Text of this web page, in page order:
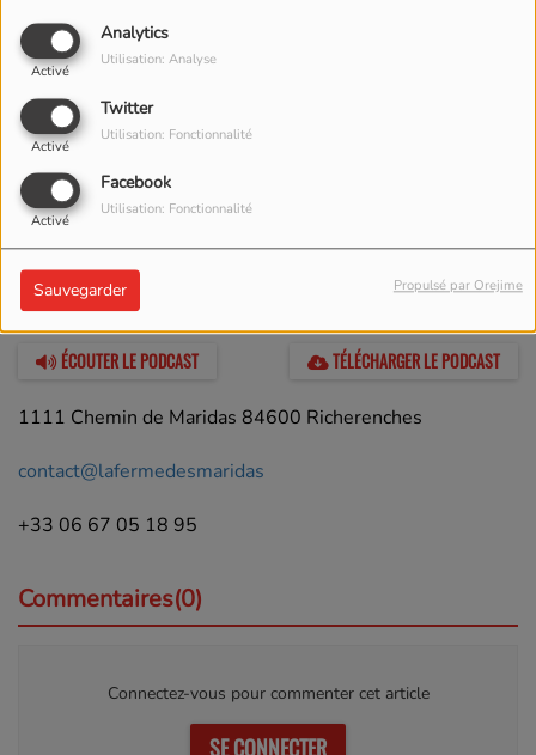
Analytics
Activé
Utilisation: Analyse
Twitter
Activé
Utilisation: Fonctionnalité
Facebook
Activé
Utilisation: Fonctionnalité
Sauvegarder Propulsé par Orejime
ÉCOUTER LE PODCAST TÉLÉCHARGER LE PODCAST
1111 Chemin de Maridas 84600 Richerenches
contact@lafermedesmaridas
+33 06 67 05 18 95
Commentaires(0)
Connectez-vous pour commenter cet article
SE CONNECTER